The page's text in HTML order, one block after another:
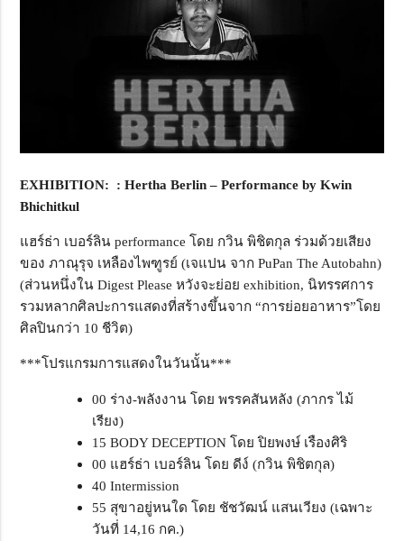
EXHIBITION: : Hertha Berlin – Performance by Kwin
Bhichitkul
แฮร์ธ่า เบอร์ลิน performance โดย กวิน พิชิตกุล ร่วมด้วยเสียง
ของ ภาณุรุจ เหลืองไพฑูรย์ (เจแปน จาก PuPan The Autobahn)
(ส่วนหนึ่งใน Digest Please หวังจะย่อย exhibition, นิทรรศการ
รวมหลากศิลปะการแสดงที่สร้างขึ้นจาก “การย่อยอาหาร”โดย
ศิลปินกว่า 10 ชีวิต)
***โปรแกรมการแสดงในวันนั้น***
00 ร่าง-พลังงาน โดย พรรคสันหลัง (ภากร ไม้
เรียง)
15 BODY DECEPTION โดย ปิยพงษ์ เรืองศิริ
00 แฮร์ธ่า เบอร์ลิน โดย ดีง์ (กวิน พิชิตกุล)
40 Intermission
55 สุขาอยู่หนใด โดย ชัชวัฒน์ แสนเวียง (เฉพาะ
วันที่ 14,16 กค.)